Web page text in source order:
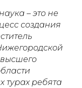
– это не
создания
турах ребята